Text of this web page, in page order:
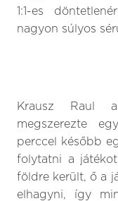
1:1-es
nagyon súlyos
Krausz Raul
megszerezte
perccel később
folytatni a
földre került, ő a
elhagyni, így